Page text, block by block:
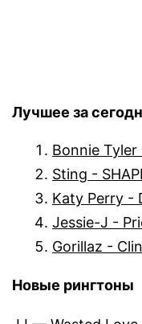
Лучшее за
Bonnie
Sting -
Katy Perry -
Jessie-J -
Gorillaz -
Новые рингтоны